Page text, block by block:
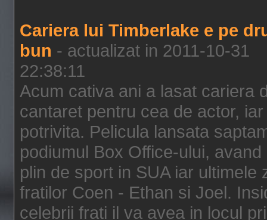
Cariera lui Timberlake e pe
bun - actualizat in 2011-10-31
22:38:11
Acum cativa ani a lasat cariera
cantaret pentru cea de actor,
potrivita. Pelicula lansata
podiumul Box Office-ului,
plin de sport in SUA iar
fratilor Coen - Ethan si Joel.
celebrii frati il va avea in locul